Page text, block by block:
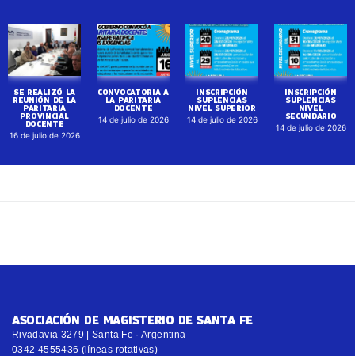
SE REALIZÓ LA
REUNIÓN DE LA
PARITARIA
PROVINCIAL
DOCENTE
16 de julio de 2026
CONVOCATORIA A
LA PARITARIA
DOCENTE
14 de julio de 2026
INSCRIPCIÓN
SUPLENCIAS
NIVEL SUPERIOR
14 de julio de 2026
INSCRIPCIÓN
SUPLENCIAS
NIVEL
SECUNDARIO
14 de julio de 2026
ASOCIACIÓN DE MAGISTERIO DE SANTA FE
Rivadavia 3279 | Santa Fe · Argentina
0342 4555436 (líneas rotativas)